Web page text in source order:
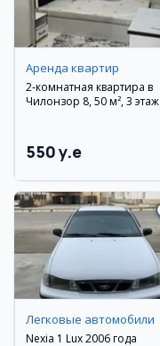
Аренда квартир
2-комнатная квартира в
Чилонзор 8, 50 м², 3 этаж
550 y.e
Легковые автомобили
Nexia 1 Lux 2006 года